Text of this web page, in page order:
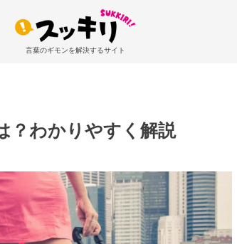
言葉のギモンを解決するサイト
？わかりやすく解説